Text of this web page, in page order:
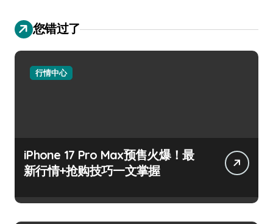
您错过了
行情中心
iPhone 17 Pro Max预售火爆！最
新行情+抢购技巧一文掌握